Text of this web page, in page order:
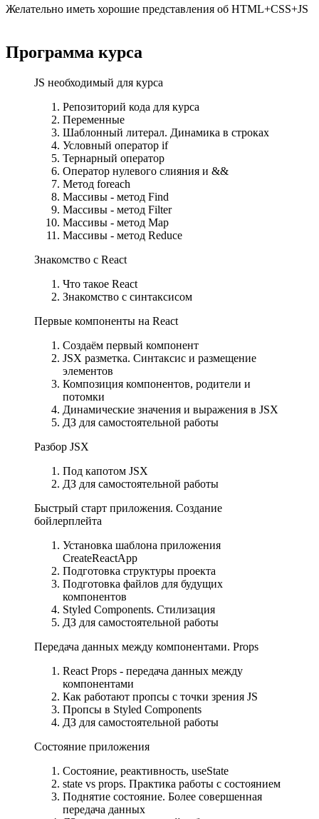
Желательно иметь хорошие представления об HTML+CSS+JS
Программа курса​
JS необходимый для курса
Репозиторий кода для курса
Переменные
Шаблонный литерал. Динамика в строках
Условный оператор if
Тернарный оператор
Оператор нулевого слияния и &&
Метод foreach
Массивы - метод Find
Массивы - метод Filter
Массивы - метод Map
Массивы - метод Reduce
Знакомство с React
Что такое React
Знакомство с синтаксисом
Первые компоненты на React
Создаём первый компонент
JSX разметка. Синтаксис и размещение
элементов
Композиция компонентов, родители и
потомки
Динамические значения и выражения в JSX
ДЗ для самостоятельной работы
Разбор JSX
Под капотом JSX
ДЗ для самостоятельной работы
Быстрый старт приложения. Создание
бойлерплейта
Установка шаблона приложения
CreateReactApp
Подготовка структуры проекта
Подготовка файлов для будущих
компонентов
Styled Components. Стилизация
ДЗ для самостоятельной работы
Передача данных между компонентами. Props
React Props - передача данных между
компонентами
Как работают пропсы с точки зрения JS
Пропсы в Styled Components
ДЗ для самостоятельной работы
Состояние приложения
Состояние, реактивность, useState
state vs props. Практика работы с состоянием
Поднятие состояние. Более совершенная
передача данных